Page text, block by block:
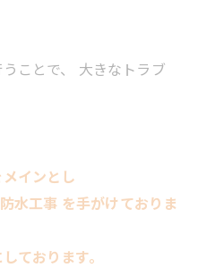
ことで、 大きなトラブ
インとし
水工事 を手がけておりま
ております。